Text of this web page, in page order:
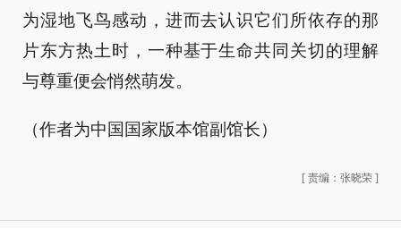
为湿地飞鸟感动，进而去认识它们所依存的那
片东方热土时，一种基于生命共同关切的理解
与尊重便会悄然萌发。
（作者为中国国家版本馆副馆长）
[ 责编：张晓荣 ]